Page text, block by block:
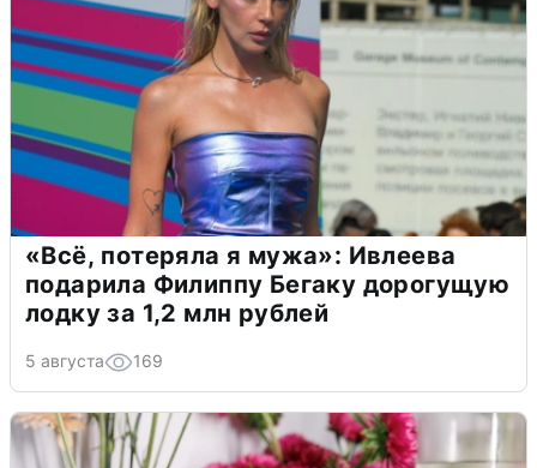
«Всё, потеряла я мужа»: Ивлеева
подарила Филиппу Бегаку дорогущую
лодку за 1,2 млн рублей
5 августа 169